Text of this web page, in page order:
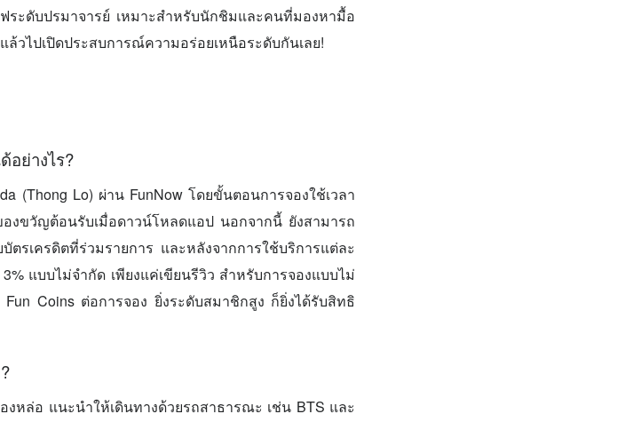
ะดับปรมาจารย์ เหมาะสำหรับนักชิมและคนที่มองหามื้อ
วไปเปิดประสบการณ์ความอร่อยเหนือระดับกันเลย!
อย่างไร?
(Thong Lo) ผ่าน FunNow โดยขั้นตอนการจองใช้เวลา
งขวัญต้อนรับเมื่อดาวน์โหลดแอป นอกจากนี้ ยังสามารถ
ตรเครดิตที่ร่วมรายการ และหลังจากการใช้บริการแต่ละ
แบบไม่จำกัด เพียงแค่เขียนรีวิว สำหรับการจองแบบไม่
Coins ต่อการจอง ยิ่งระดับสมาชิกสูง ก็ยิ่งได้รับสิทธิ
หล่อ แนะนำให้เดินทางด้วยรถสาธารณะ เช่น BTS และ